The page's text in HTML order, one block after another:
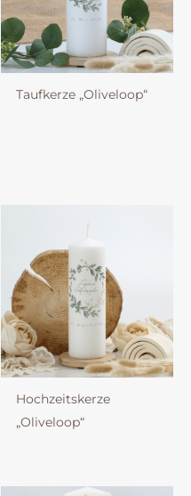
Taufkerze „Oliveloop“
Hochzeitskerze
„Oliveloop“